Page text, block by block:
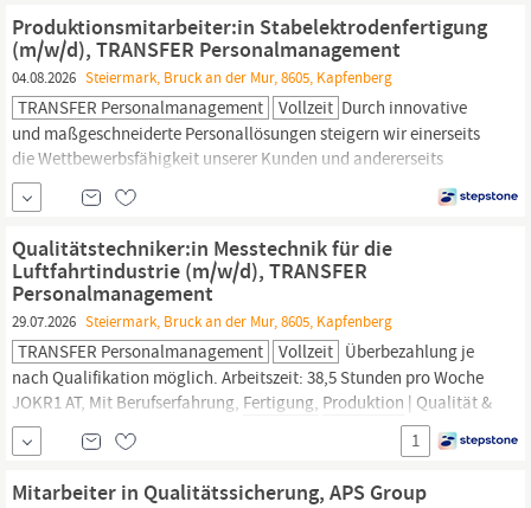
Produktionsmitarbeiter:in Stabelektrodenfertigung
(m/w/d), TRANSFER Personalmanagement
04.08.2026 Steiermark, Bruck an der Mur, 8605, Kapfenberg
TRANSFER Personalmanagement Vollzeit Durch innovative
und maßgeschneiderte Personallösungen steigern wir einerseits
die Wettbewerbsfähigkeit unserer Kunden und andererseits
erhöhen wir die Beschäftigungschancen von arbeitsuchenden
Menschen. Wir suchen für unseren Kunden in 8605 Kapfenberg
ehestmöglichen Eintritt. Verpacken: Sortieren bzw. Kontrollieren
dergefertigten Elektroden
Qualitätstechniker:in Messtechnik für die
Luftfahrtindustrie (m/w/d), TRANSFER
Personalmanagement
29.07.2026 Steiermark, Bruck an der Mur, 8605, Kapfenberg
TRANSFER Personalmanagement Vollzeit Überbezahlung je
nach Qualifikation möglich. Arbeitszeit: 38,5 Stunden pro Woche
JOKR1 AT, Mit Berufserfahrung, Fertigung, Produktion | Qualität &
Sicherheit, Personaldienstleistungen, Feste Anstellung, Vollzeit
1
Mitarbeiter in Qualitätssicherung, APS Group